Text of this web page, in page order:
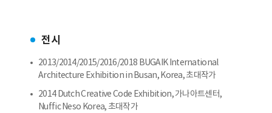
전시
2013/2014/2015/2016/2018 BUGAIK International
Architecture Exhibition in Busan, Korea, 초대작가
2014 Dutch Creative Code Exhibition, 가나아트센터,
Nuffic Neso Korea, 초대작가